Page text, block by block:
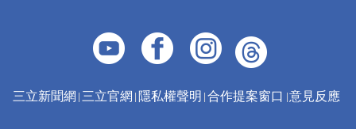
三立新聞網 三立官網 隱私權聲明 合作提案窗口 意見反應